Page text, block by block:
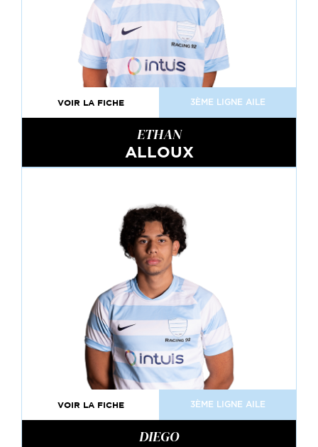
VOIR LA FICHE 3ÈME LIGNE AILE
ETHAN
ALLOUX
VOIR LA FICHE 3ÈME LIGNE AILE
DIEGO